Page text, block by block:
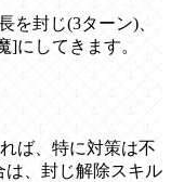
を封じ(3ターン)、
]にしてきます。
ば、特に対策は不
は、封じ解除スキル